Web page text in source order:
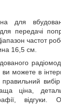
для
передачі
частот
16,5 см.
можете в
правильний
ціна,
відгуки.